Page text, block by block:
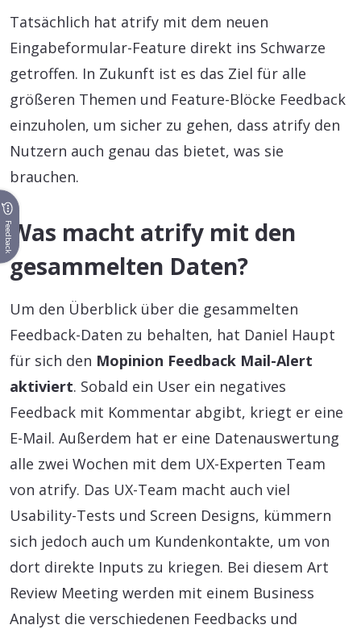
Tatsächlich hat atrify mit dem neuen
Eingabeformular-Feature direkt ins Schwarze
getroffen. In Zukunft ist es das Ziel für alle
größeren Themen und Feature-Blöcke Feedback
einzuholen, um sicher zu gehen, dass atrify den
Nutzern auch genau das bietet, was sie
brauchen.
Was macht atrify mit den
gesammelten Daten?
Um den Überblick über die gesammelten
Feedback-Daten zu behalten, hat Daniel Haupt
für sich den Mopinion Feedback Mail-Alert
aktiviert. Sobald ein User ein negatives
Feedback mit Kommentar abgibt, kriegt er eine
E-Mail. Außerdem hat er eine Datenauswertung
alle zwei Wochen mit dem UX-Experten Team
von atrify. Das UX-Team macht auch viel
Usability-Tests und Screen Designs, kümmern
sich jedoch auch um Kundenkontakte, um von
dort direkte Inputs zu kriegen. Bei diesem Art
Review Meeting werden mit einem Business
Analyst die verschiedenen Feedbacks und
Feedback